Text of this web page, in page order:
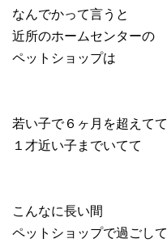
なんでかって言うと
近所のホームセンターの
ペットショップは
若い子で６ヶ月を超えてて
１才近い子までいてて
こんなに長い間
ペットショップで過ごして